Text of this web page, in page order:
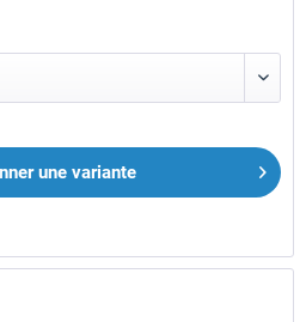
une variante